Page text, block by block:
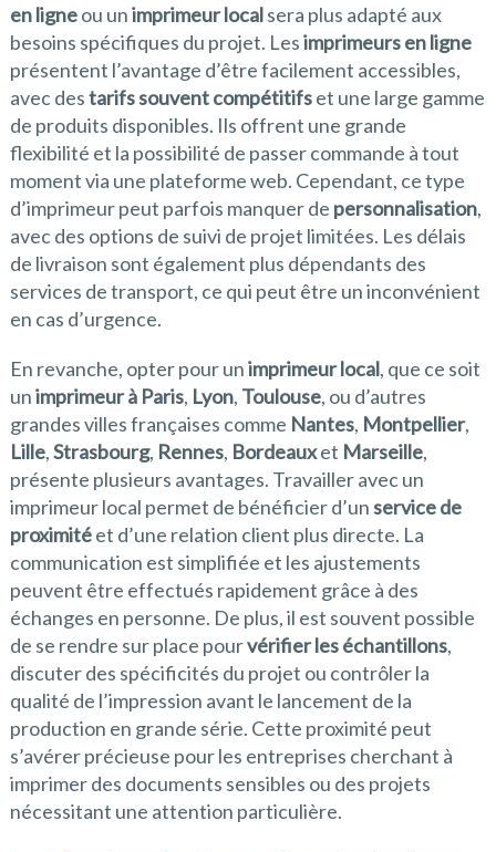
en ligneou unimprimeur localsera plus adapté aux
besoins spécifiques du projet. Lesimprimeurs en ligne
présentent l’avantage d’être facilement accessibles,
avec destarifs souvent compétitifset une large gamme
de produits disponibles. Ils offrent une grande
flexibilité et la possibilité de passer commande à tout
moment via une plateforme web. Cependant, ce type
d’imprimeur peut parfois manquer de personnalisation,
avec des options de suivi de projet limitées. Les délais
de livraison sont également plus dépendants des
services de transport, ce qui peut être un inconvénient
en cas d’urgence.
En revanche, opter pour unimprimeur local, que ce soit
unimprimeur à Paris, Lyon, Toulouse, ou d’autres
grandes villes françaises comme Nantes, Montpellier,
Lille,Strasbourg, Rennes, Bordeauxet Marseille,
présente plusieurs avantages. Travailler avec un
imprimeur local permet de bénéficier d’unservice de
proximitéet d’une relation client plus directe. La
communication est simplifiée et les ajustements
peuvent être effectués rapidement grâce à des
échanges en personne. De plus, il est souvent possible
de se rendre sur place pourvérifier les échantillons,
discuter des spécificités du projet ou contrôler la
qualité de l’impression avant le lancement de la
production en grande série. Cette proximité peut
s’avérer précieuse pour les entreprises cherchant à
imprimer des documents sensibles ou des projets
nécessitant une attention particulière.